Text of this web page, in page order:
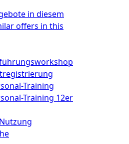
in diesem
offers in this
Training
Training 12er